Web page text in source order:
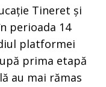
Tineret și
perioada 14
platformei
prima etapă
au mai rămas